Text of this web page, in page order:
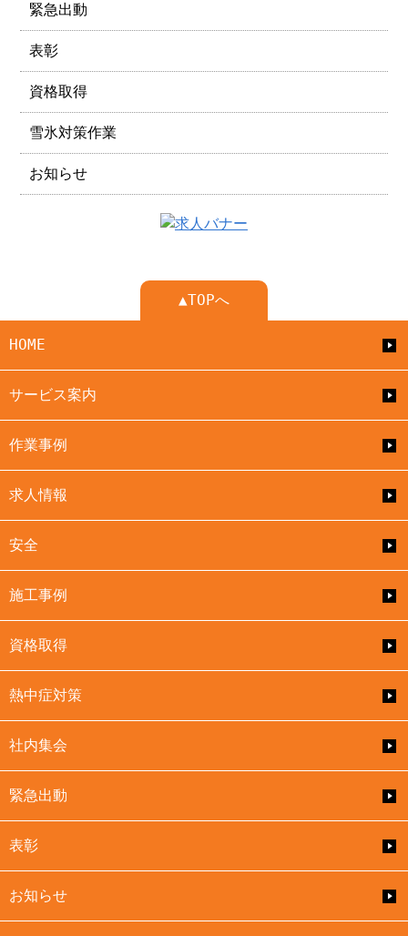
緊急出動
表彰
資格取得
雪氷対策作業
お知らせ
▲TOPへ
HOME
サービス案内
作業事例
求人情報
安全
施工事例
資格取得
熱中症対策
社内集会
緊急出動
表彰
お知らせ